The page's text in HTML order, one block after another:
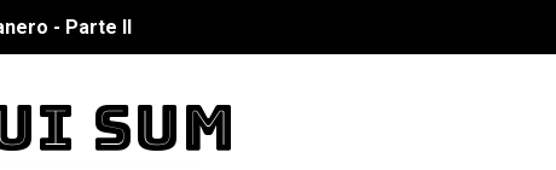
- Parte II
SUM